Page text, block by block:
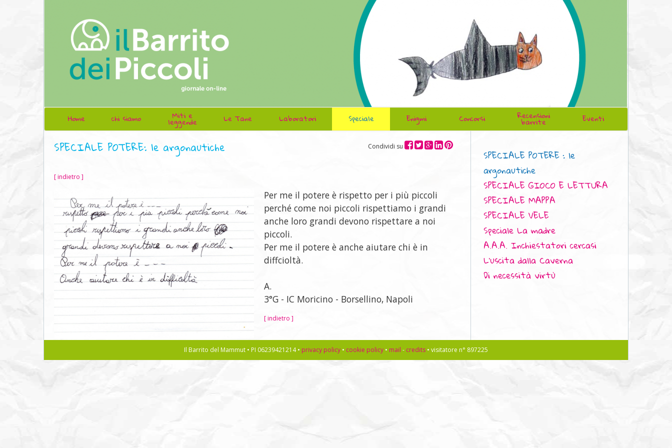
Home chi siamo Miti e
leggende Le Tane Laboratori Speciale Enigmi Concorsi Recensioni
barrite Eventi
Condividi su
SPECIALE POTERE: le argonautiche
[ indietro ]
Per me il potere è rispetto per i più piccoli
perché come noi piccoli rispettiamo i grandi
anche loro grandi devono rispettare a noi
piccoli.
Per me il potere è anche aiutare chi è in
diffcioltà.
A.
3°G - IC Moricino - Borsellino, Napoli
[ indietro ]
SPECIALE POTERE : le
argonautiche
SPECIALE GIOCO E LETTURA
SPECIALE MAPPA
SPECIALE VELE
Speciale La madre
A.A.A. Inchiestatori cercasi
L'uscita dalla Caverna
Di necessità virtù
Il Barrito del Mammut • PI 06239421214 • privacy policy • cookie policy • mail - credits • visitatore n° 897225